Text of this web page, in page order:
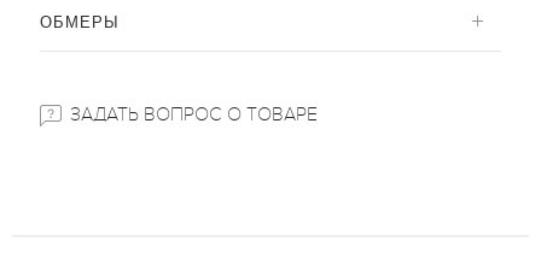
ОБМЕРЫ
ЗАДАТЬ ВОПРОС О ТОВАРЕ